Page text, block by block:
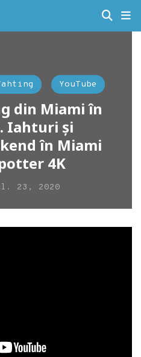
YouTube
din Miami în
Iahturi și
în Miami
4K
23, 2020